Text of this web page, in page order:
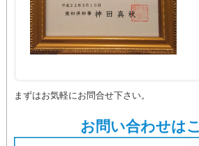
まずはお気軽にお問合せ下さい。
お問い合わせは